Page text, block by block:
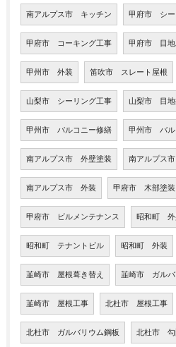
南アルプス市 キッチン 甲府市 シー
甲府市 コーキング工事 甲府市 目地
甲州市 外装 笛吹市 スレート屋根
山梨市 シーリング工事 山梨市 目地
甲州市 バルコニー修繕 甲州市 バル
南アルプス市 外壁塗装 南アルプス
南アルプス市 外装 甲府市 木部塗装
甲府市 ビルメンテナンス 昭和町 外
昭和町 テナントビル 昭和町 外装
韮崎市 屋根葺き替え 韮崎市 ガルバ
韮崎市 屋根工事 北杜市 屋根工事
北杜市 ガルバリウム鋼板 北杜市 勾